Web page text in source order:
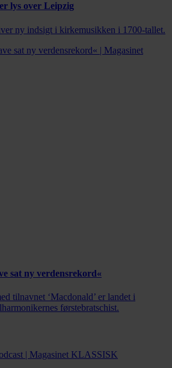
lys over Leipzig
ny indsigt i kirkemusikken i 1700-tallet.
sat ny verdensrekord«
tilnavnet ‘Macdonald’ er landet i
førstebratschist.